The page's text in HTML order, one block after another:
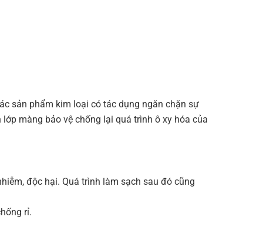
sản phẩm kim loại có tác dụng ngăn chặn sự
màng bảo vệ chống lại quá trình ô xy hóa của
độc hại. Quá trình làm sạch sau đó cũng
rỉ.